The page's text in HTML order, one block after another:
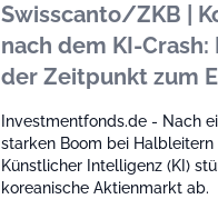
Swisscanto/ZKB |
nach dem KI-
der Zeitpunkt zum
Investmentfonds.de - Nach
starken Boom bei Halbleitern
Künstlicher Intelligenz (KI)
koreanische Aktienmarkt ab.